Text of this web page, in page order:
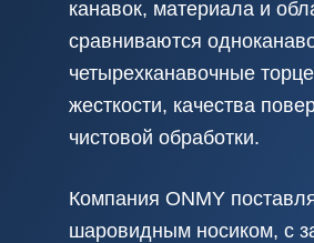
канавок, материала и
сравниваются
четырехканавочные
жесткости, качества
чистовой обработки.
Компания ONMY
шаровидным носиком, с